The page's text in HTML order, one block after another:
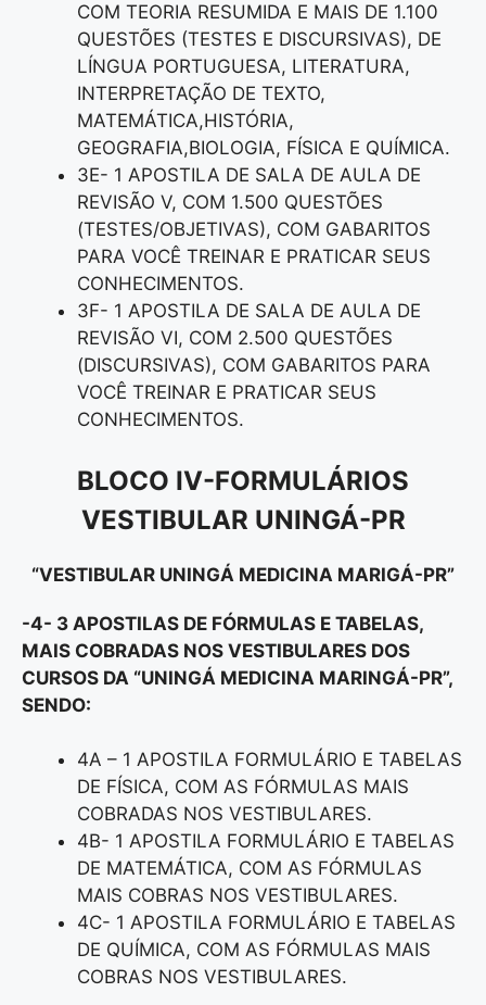
COM TEORIA RESUMIDA E MAIS DE 1.100
QUESTÕES (TESTES E DISCURSIVAS), DE
LÍNGUA PORTUGUESA, LITERATURA,
INTERPRETAÇÃO DE TEXTO,
MATEMÁTICA,HISTÓRIA,
GEOGRAFIA,BIOLOGIA, FÍSICA E QUÍMICA.
3E- 1 APOSTILA DE SALA DE AULA DE
REVISÃO V, COM 1.500 QUESTÕES
(TESTES/OBJETIVAS), COM GABARITOS
PARA VOCÊ TREINAR E PRATICAR SEUS
CONHECIMENTOS.
3F- 1 APOSTILA DE SALA DE AULA DE
REVISÃO VI, COM 2.500 QUESTÕES
(DISCURSIVAS), COM GABARITOS PARA
VOCÊ TREINAR E PRATICAR SEUS
CONHECIMENTOS.
BLOCO IV-FORMULÁRIOS
VESTIBULAR UNINGÁ-PR
“VESTIBULAR UNINGÁ MEDICINA MARIGÁ-PR”
-4- 3 APOSTILAS DE FÓRMULAS E TABELAS,
MAIS COBRADAS NOS VESTIBULARES DOS
CURSOS DA “UNINGÁ MEDICINA MARINGÁ-PR”,
SENDO:
4A – 1 APOSTILA FORMULÁRIO E TABELAS
DE FÍSICA, COM AS FÓRMULAS MAIS
COBRADAS NOS VESTIBULARES.
4B- 1 APOSTILA FORMULÁRIO E TABELAS
DE MATEMÁTICA, COM AS FÓRMULAS
MAIS COBRAS NOS VESTIBULARES.
4C- 1 APOSTILA FORMULÁRIO E TABELAS
DE QUÍMICA, COM AS FÓRMULAS MAIS
COBRAS NOS VESTIBULARES.